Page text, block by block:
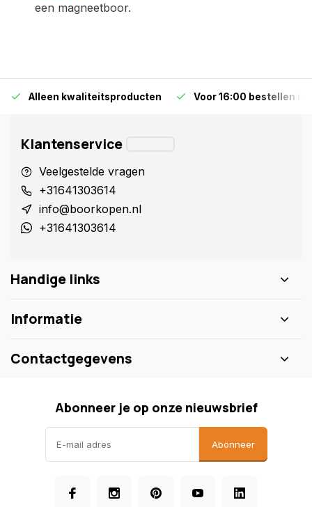
een magneetboor.
Alleen kwaliteitsproducten Voor 16:00 bestellen is
Klantenservice
Veelgestelde vragen
+31641303614
info@boorkopen.nl
+31641303614
Handige links
Informatie
Contactgegevens
Abonneer je op onze nieuwsbrief
Abonneer